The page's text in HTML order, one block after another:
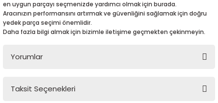
en uygun parçayı seçmenizde yardımcı olmak için burada.
Aracınızın performansını artırmak ve güvenliğini sağlamak için doğru
yedek parça seçimi önemlidir.
Daha fazla bilgi almak için bizimle iletişime geçmekten çekinmeyin.
Yorumlar
Taksit Seçenekleri